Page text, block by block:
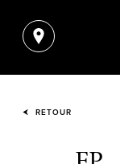
RETOUR